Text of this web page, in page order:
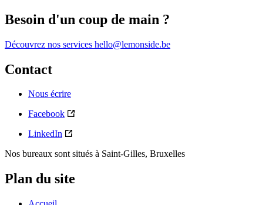
Besoin d'un coup de main ?
Découvrez nos services hello@lemonside.be
Contact
Nous écrire
Facebook
LinkedIn
Nos bureaux sont situés à Saint-Gilles, Bruxelles
Plan du site